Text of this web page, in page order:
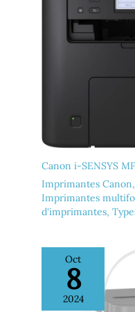
Canon i-SENSYS
Imprimantes Canon,
Imprimantes
d'imprimantes,
Oct
8
2024